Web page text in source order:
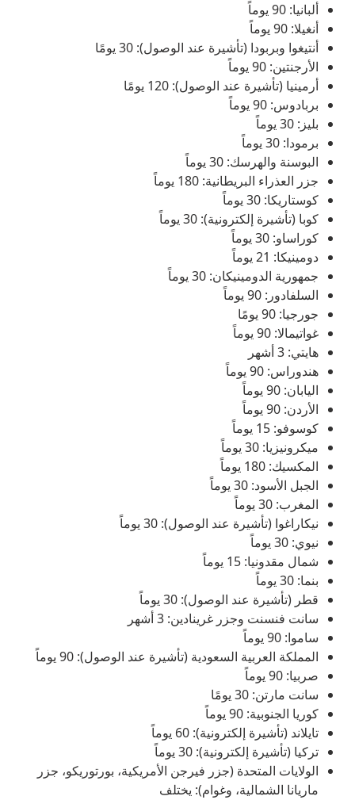
ألبانيا: 90 يوماً
أنغيلا: 90 يوماً
أنتيغوا وبربودا (تأشيرة عند الوصول): 30 يومًا
الأرجنتين: 90 يوماً
أرمينيا (تأشيرة عند الوصول): 120 يومًا
بربادوس: 90 يوماً
بليز: 30 يوماً
برمودا: 30 يوماً
البوسنة والهرسك: 30 يوماً
جزر العذراء البريطانية: 180 يوماً
كوستاريكا: 30 يوماً
كوبا (تأشيرة إلكترونية): 30 يوماً
كوراساو: 30 يوماً
دومينيكا: 21 يوماً
جمهورية الدومينيكان: 30 يوماً
السلفادور: 90 يوماً
جورجيا: 90 يومًا
غواتيمالا: 90 يوماً
هايتي: 3 أشهر
هندوراس: 90 يوماً
اليابان: 90 يوماً
الأردن: 90 يوماً
كوسوفو: 15 يوماً
ميكرونيزيا: 30 يوماً
المكسيك: 180 يوماً
الجبل الأسود: 30 يوماً
المغرب: 30 يوماً
نيكاراغوا (تأشيرة عند الوصول): 30 يوماً
نيوي: 30 يوماً
شمال مقدونيا: 15 يوماً
بنما: 30 يوماً
قطر (تأشيرة عند الوصول): 30 يوماً
سانت فنسنت وجزر غرينادين: 3 أشهر
ساموا: 90 يوماً
المملكة العربية السعودية (تأشيرة عند الوصول): 90 يوماً
صربيا: 90 يوماً
سانت مارتن: 30 يومًا
كوريا الجنوبية: 90 يوماً
تايلاند (تأشيرة إلكترونية): 60 يوماً
تركيا (تأشيرة إلكترونية): 30 يوماً
الولايات المتحدة (جزر فيرجن الأمريكية، بورتوريكو، جزر
ماريانا الشمالية، وغوام): يختلف